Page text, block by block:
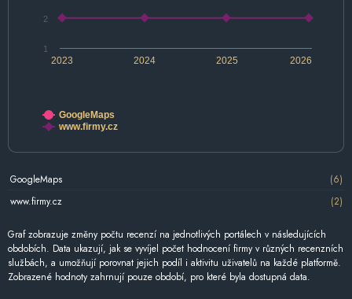
2024 2026
2023 2025
1
2
GoogleMaps
www.firmy.cz
GoogleMaps
(6)
www.firmy.cz
(2)
Graf zobrazuje změny počtu recenzí na jednotlivých portálech v následujících
obdobích. Data ukazují, jak se vyvíjel počet hodnocení firmy v různých recenzních
službách, a umožňují porovnat jejich podíl i aktivitu uživatelů na každé platformě.
Zobrazené hodnoty zahrnují pouze období, pro které byla dostupná data.